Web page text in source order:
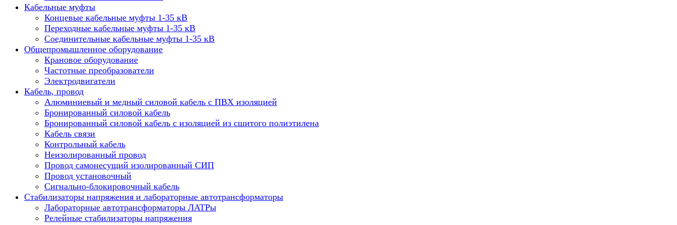
Кабельные муфты
Концевые кабельные муфты 1-35 кВ
Переходные кабельные муфты 1-35 кВ
Соединительные кабельные муфты 1-35 кВ
Общепромышленное оборудование
Крановое оборудование
Частотные преобразователи
Электродвигатели
Кабель, провод
Алюминиевый и медный силовой кабель с ПВХ изоляцией
Бронированный силовой кабель
Бронированный силовой кабель с изоляцией из сшитого полиэтилена
Кабель связи
Контрольный кабель
Неизолированный провод
Провод самонесущий изолированный СИП
Провод установочный
Сигнально-блокировочный кабель
Стабилизаторы напряжения и лабораторные автотрансформаторы
Лабораторные автотрансформаторы ЛАТРы
Релейные стабилизаторы напряжения